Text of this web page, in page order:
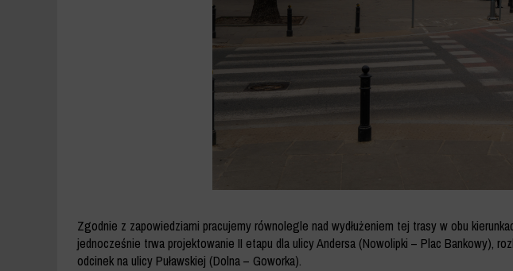
Zgodnie z zapowiedziami pracujemy równolegle nad wydłużeniem tej trasy w obu
jednocześnie trwa projektowanie II etapu dla ulicy Andersa (Nowolipki – Plac Bankowy),
odcinek na ulicy Puławskiej (Dolna – Goworka).